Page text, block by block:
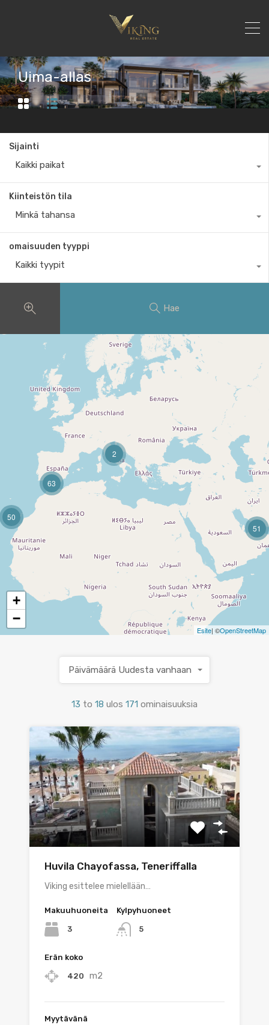
Uima-allas
Sijainti
Kaikki paikat
Kiinteistön tila
Minkä tahansa
omaisuuden tyyppi
Kaikki tyypit
Hae
51
2
50
63
+
−
Esite| ©OpenStreetMap
13 to 18 ulos 171 ominaisuuksia
Päivämäärä Uudesta vanhaan
Huvila Chayofassa, Teneriffalla
Viking esittelee mielellään…
Makuuhuoneita
3
Kylpyhuoneet
5
Erän koko
420 m2
Myytävänä